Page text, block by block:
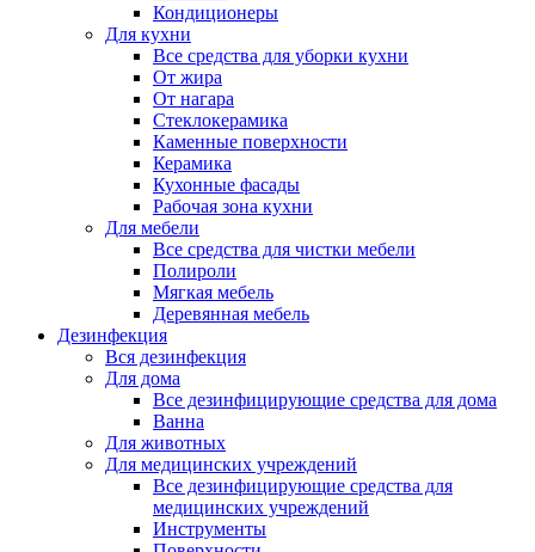
Кондиционеры
Для кухни
Все средства для уборки кухни
От жира
От нагара
Стеклокерамика
Каменные поверхности
Керамика
Кухонные фасады
Рабочая зона кухни
Для мебели
Все средства для чистки мебели
Полироли
Мягкая мебель
Деревянная мебель
Дезинфекция
Вся дезинфекция
Для дома
Все дезинфицирующие средства для дома
Ванна
Для животных
Для медицинских учреждений
Все дезинфицирующие средства для
медицинских учреждений
Инструменты